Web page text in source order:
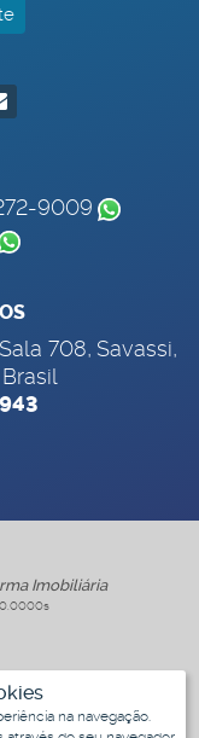
na navegação.
9009
Sala 708, Savassi,
Brasil
Imobiliária